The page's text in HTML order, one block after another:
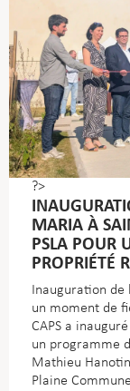
?>
MARIA À
PSLA POUR
PROPRIÉTÉ
Inauguration
un moment de
CAPS a
un programme
Mathieu
Plaine